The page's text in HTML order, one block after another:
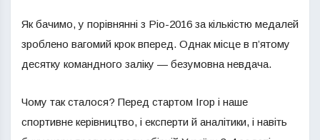
Як бачимо, у порівнянні з Ріо-2016 за кількістю медалей
зроблено вагомий крок вперед. Однак місце в п’ятому
десятку командного заліку — безумовна невдача.
Чому так сталося? Перед стартом Ігор і наше
спортивне керівництво, і експерти й аналітики, і навіть